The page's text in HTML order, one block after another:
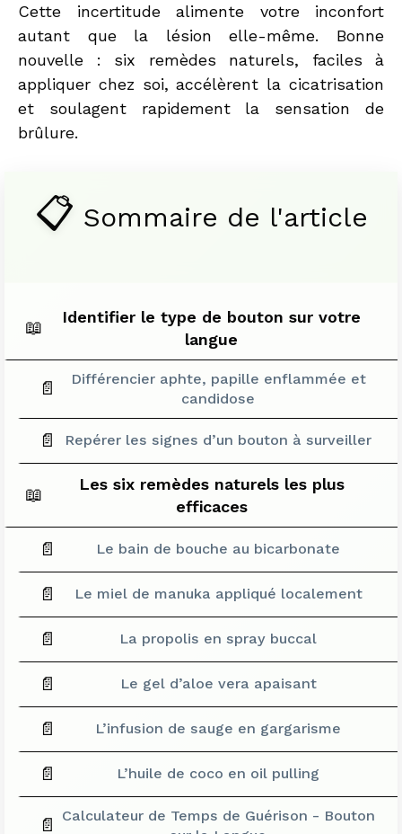
Cette incertitude alimente votre inconfort
autant que la lésion elle-même. Bonne
nouvelle : six remèdes naturels, faciles à
appliquer chez soi, accélèrent la cicatrisation
et soulagent rapidement la sensation de
brûlure.
📋 Sommaire de l'article
📖
Identifier le type de bouton sur votre
langue
📄
Différencier aphte, papille enflammée et
candidose
📄 Repérer les signes d’un bouton à surveiller
📖
Les six remèdes naturels les plus
efficaces
📄 Le bain de bouche au bicarbonate
📄 Le miel de manuka appliqué localement
📄 La propolis en spray buccal
📄 Le gel d’aloe vera apaisant
📄 L’infusion de sauge en gargarisme
📄 L’huile de coco en oil pulling
📄
Calculateur de Temps de Guérison - Bouton